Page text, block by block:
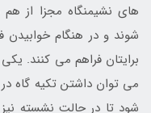
های نشیمنگاه مجزا از
شوند و در هنگام
برایتان فراهم می کنند.
می توان داشتن تکیه گاه
شود تا در حالت نشسته نیز